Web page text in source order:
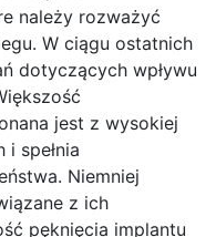
należy rozważyć
W ciągu ostatnich
dotyczących wpływu
jest z wysokiej
i spełnia
Niemniej
z ich
pęknięcia implantu